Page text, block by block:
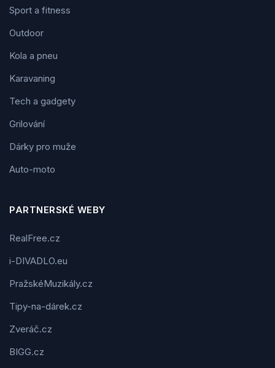
Sport a fitness
Outdoor
Kola a pneu
Karavaning
Tech a gadgety
Grilování
Dárky pro muže
Auto-moto
PARTNERSKÉ WEBY
RealFree.cz
i-DIVADLO.eu
PražskéMuzikály.cz
Tipy-na-dárek.cz
Zveráč.cz
BIGG.cz